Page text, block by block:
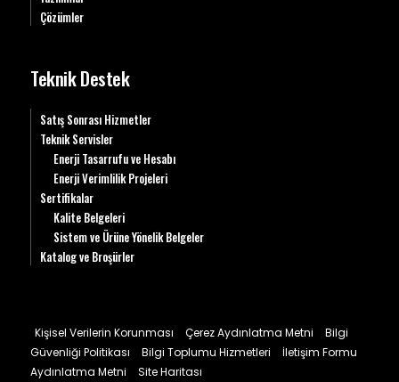
Çözümler
Teknik Destek
Satış Sonrası Hizmetler
Teknik Servisler
Enerji Tasarrufu ve Hesabı
Enerji Verimlilik Projeleri
Sertifikalar
Kalite Belgeleri
Sistem ve Ürüne Yönelik Belgeler
Katalog ve Broşürler
Kişisel Verilerin Korunması Çerez Aydınlatma Metni
Bilgi
Güvenliği Politikası
Bilgi Toplumu Hizmetleri
İletişim Formu
Aydınlatma Metni
Site Haritası